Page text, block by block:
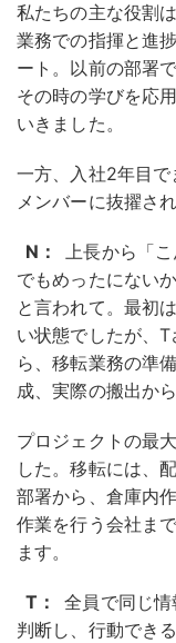
私たちの主な役割
業務での指揮と進
ート。以前の部署
その時の学びを応
いきました。
一方、入社2年目で
メンバーに抜擢さ
N：
上長から「
でもめったにない
と言われて。最初
い状態でしたが、
ら、移転業務の準
成、実際の搬出か
プロジェクトの最
した。移転には、
部署から、倉庫内
作業を行う会社ま
ます。
T：
全員で同じ
判断し、行動でき